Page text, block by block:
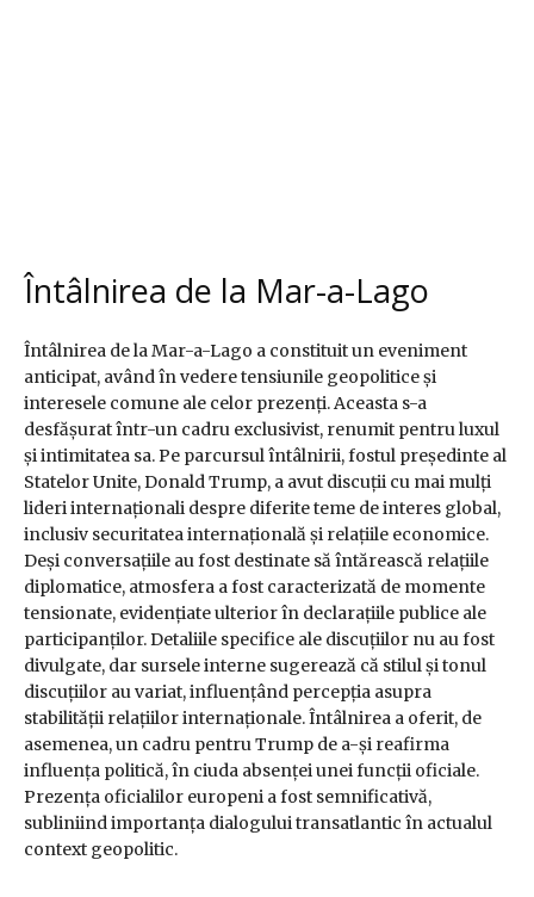
Întâlnirea de la Mar-a-Lago
Întâlnirea de la Mar-a-Lago a constituit un eveniment
anticipat, având în vedere tensiunile geopolitice și
interesele comune ale celor prezenți. Aceasta s-a
desfășurat într-un cadru exclusivist, renumit pentru luxul
și intimitatea sa. Pe parcursul întâlnirii, fostul președinte al
Statelor Unite, Donald Trump, a avut discuții cu mai mulți
lideri internaționali despre diferite teme de interes global,
inclusiv securitatea internațională și relațiile economice.
Deși conversațiile au fost destinate să întărească relațiile
diplomatice, atmosfera a fost caracterizată de momente
tensionate, evidențiate ulterior în declarațiile publice ale
participanților. Detaliile specifice ale discuțiilor nu au fost
divulgate, dar sursele interne sugerează că stilul și tonul
discuțiilor au variat, influențând percepția asupra
stabilității relațiilor internaționale. Întâlnirea a oferit, de
asemenea, un cadru pentru Trump de a-și reafirma
influența politică, în ciuda absenței unei funcții oficiale.
Prezența oficialilor europeni a fost semnificativă,
subliniind importanța dialogului transatlantic în actualul
context geopolitic.